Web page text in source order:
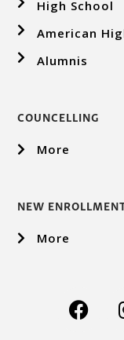
High School
American
Alumnis
COUNCELLING
More
NEW
More